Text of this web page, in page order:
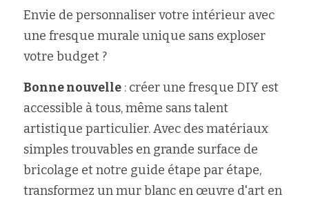
Envie de personnaliser votre intérieur avec
une fresque murale unique sans exploser
votre budget ?
Bonne nouvelle : créer une fresque DIY est
accessible à tous, même sans talent
artistique particulier. Avec des matériaux
simples trouvables en grande surface de
bricolage et notre guide étape par étape,
transformez un mur blanc en œuvre d'art en